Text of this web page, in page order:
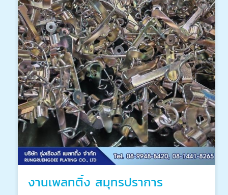
งานเพลทติ้ง สมุทรปราการ